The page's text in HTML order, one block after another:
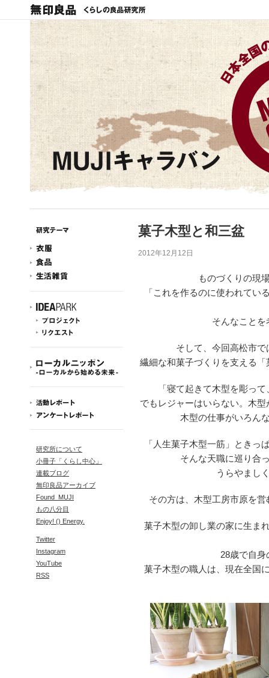
研究所について
小冊子「くらし中心」
連載ブログ
無印良品アーカイブ
Found_MUJI
もの八分目
Enjoy! () Energy.
Twitter
Instagram
YouTube
RSS
菓子木型と和三盆
2012年12月12日
ものづくりの現
「これを作るのに使われてい
そんなこと
そして、今回高松市
繊細な和菓子づくりを支える
「寝て起きて木型を彫っ
でもレジャーはいらない。木
木型の仕事がいろん
「人生菓子木型一筋」ときっ
そんな天職に巡り合
うらやまし
その方は、木型工房市原を
菓子木型の卸し業の家に生ま
28歳で自
菓子木型の職人は、現在全国